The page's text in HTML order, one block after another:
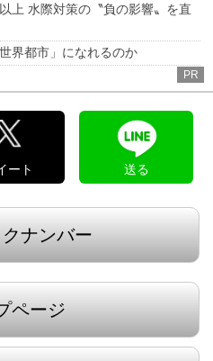
上 水際対策の〝負の影響〟を直
界都市」になれるのか
PR
ート 送る
ナンバー
ページ